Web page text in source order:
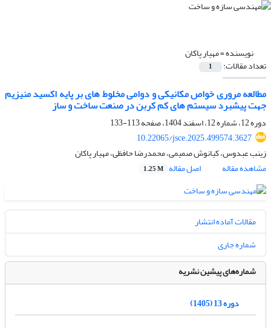
نویسنده =مهیار پاکان
تعداد مقالات: 1
مطالعه مروری خواص مکانیکی و دوامی مخلوط های بر پایه اکسید منیزیم
جهت پیشبرد سیستم های کم کربن در صنعت ساخت و ساز
دوره 12، شماره 12، اسفند 1404، صفحه
113-133
10.22065/jsce.2025.499574.3627
زینب عبدوس، کیانوش صمیمی، محمدرضا حافظی، مهیار پاکان
مشاهده مقاله
اصل مقاله 1.25 M
مقالات آماده انتشار
شماره جاری
شماره‌های پیشین نشریه
دوره 13 (1405)